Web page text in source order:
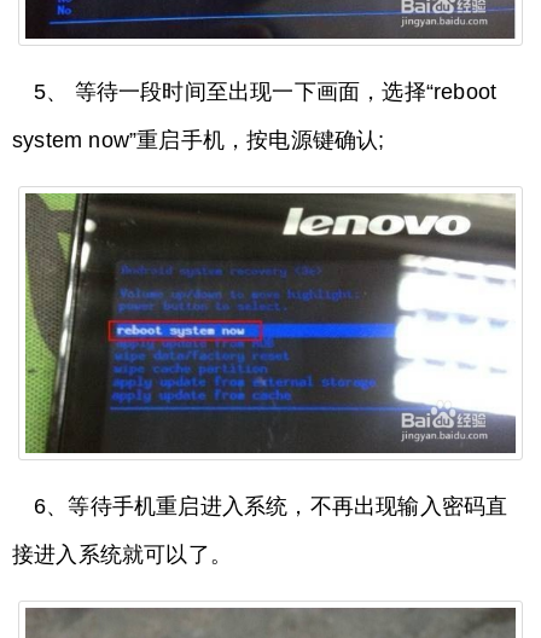
5、 等待一段时间至出现一下画面，选择“reboot
system now”重启手机，按电源键确认;
6、等待手机重启进入系统，不再出现输入密码直
接进入系统就可以了。